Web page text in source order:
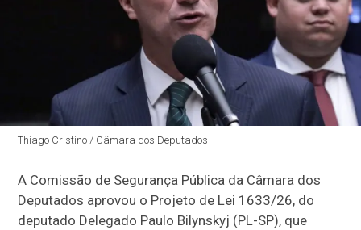
Thiago Cristino / Câmara dos Deputados
A Comissão de Segurança Pública da Câmara dos
Deputados aprovou o Projeto de Lei 1633/26, do
deputado Delegado Paulo Bilynskyj (PL-SP), que